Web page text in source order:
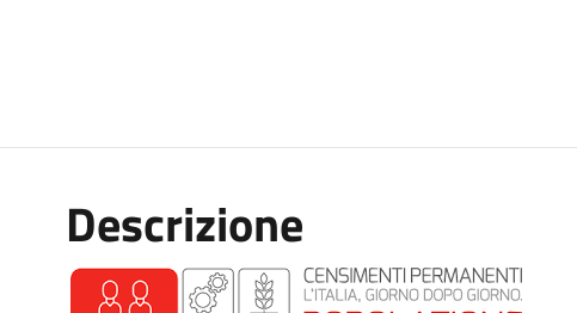
Descrizione